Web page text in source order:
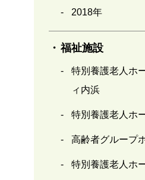
2018年
福祉施設
特別養護老人ホ
ィ内浜
特別養護老人ホ
高齢者グループ
特別養護老人ホ